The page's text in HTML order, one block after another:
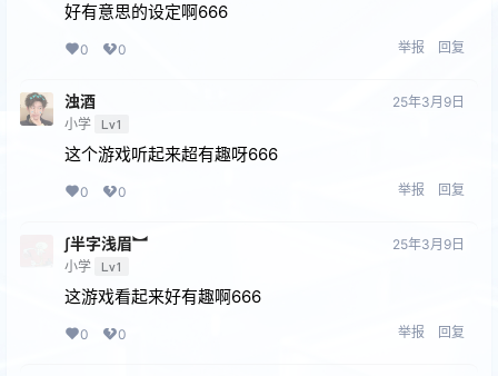
好有意思的设定啊666
0 0 举报 回复
浊酒
小学 Lv1
25年3月9日
这个游戏听起来超有趣呀666
0 0 举报 回复
∫半字浅眉︼
小学 Lv1
25年3月9日
这游戏看起来好有趣啊666
0 0 举报 回复